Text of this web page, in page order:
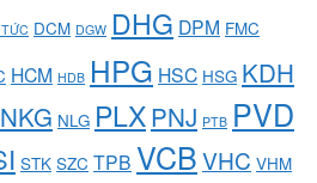
DCM DGW DHG DPM FMC
HCM HDB HPG HSC HSG KDH
NKG NLG PLXPNJ PTB PVD
STK SZC TPB VCBVHC VHM